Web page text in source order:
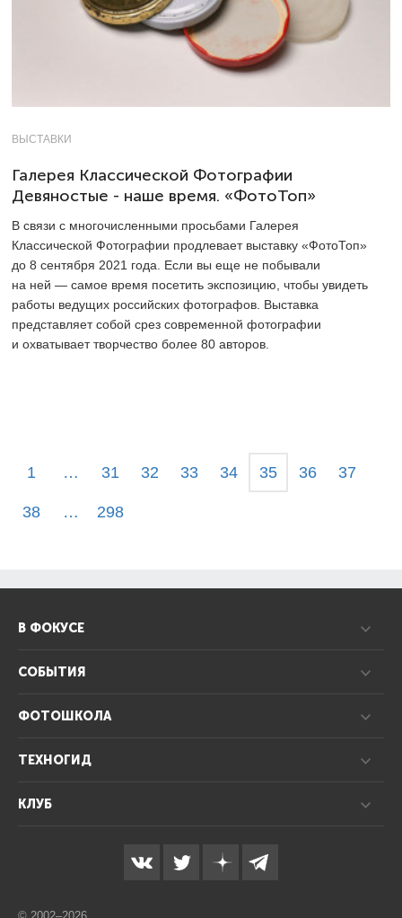
ВЫСТАВКИ
Галерея Классической Фотографии
Девяностые - наше время. «ФотоТоп»
В связи с многочисленными просьбами Галерея
Классической Фотографии продлевает выставку «ФотоТоп»
до 8 сентября 2021 года. Если вы еще не побывали
на ней — самое время посетить экспозицию, чтобы увидеть
работы ведущих российских фотографов. Выставка
представляет собой срез современной фотографии
и охватывает творчество более 80 авторов.
1 … 31 32 33 34 35 36 37
38 … 298
В ФОКУСЕ
СОБЫТИЯ
ФОТОШКОЛА
ТЕХНОГИД
КЛУБ